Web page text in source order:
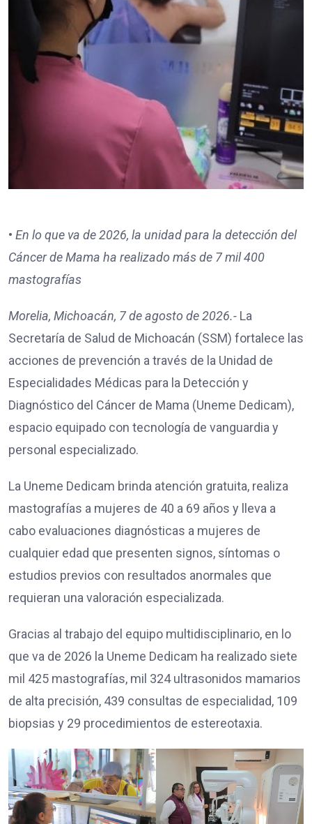
•⁠ ⁠En lo que va de 2026, la unidad para la detección del
Cáncer de Mama ha realizado más de 7 mil 400
mastografías
Morelia, Michoacán, 7 de agosto de 2026.- La
Secretaría de Salud de Michoacán (SSM) fortalece las
acciones de prevención a través de la Unidad de
Especialidades Médicas para la Detección y
Diagnóstico del Cáncer de Mama (Uneme Dedicam),
espacio equipado con tecnología de vanguardia y
personal especializado.
La Uneme Dedicam brinda atención gratuita, realiza
mastografías a mujeres de 40 a 69 años y lleva a
cabo evaluaciones diagnósticas a mujeres de
cualquier edad que presenten signos, síntomas o
estudios previos con resultados anormales que
requieran una valoración especializada.
Gracias al trabajo del equipo multidisciplinario, en lo
que va de 2026 la Uneme Dedicam ha realizado siete
mil 425 mastografías, mil 324 ultrasonidos mamarios
de alta precisión, 439 consultas de especialidad, 109
biopsias y 29 procedimientos de estereotaxia.